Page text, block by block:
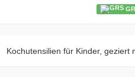
Kochutensilien für Kinder, geziert